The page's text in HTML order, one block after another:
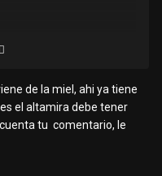
de la miel, ahi ya tiene
el altamira debe tener
tu comentario, le